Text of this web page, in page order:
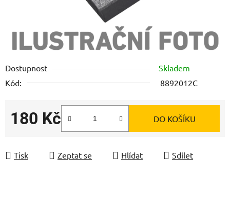
Dostupnost
Skladem
Kód:
8892012C
180 Kč DO KOŠÍKU
Tisk Zeptat se Hlídat Sdílet